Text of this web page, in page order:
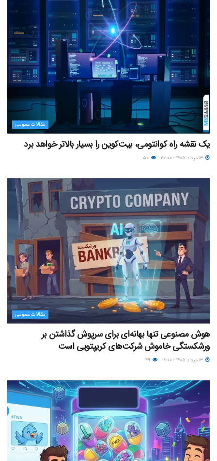
مقالات عمومی
یک نقشه راه کوانتومی، بیت‌کوین را بسیار بالاتر خواهد برد
مقالات عمومی
هوش مصنوعی تنها بهانه‌ای برای سرپوش گذاشتن بر
ورشکستگی خاموش شرکت‌های کریپتویی است